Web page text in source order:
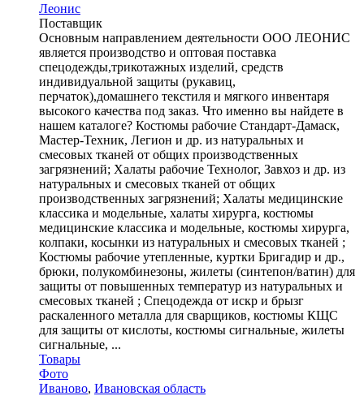
Леонис
Поставщик
Основным направлением деятельности ООО ЛЕОНИС
является производство и оптовая поставка
спецодежды,трикотажных изделий, средств
индивидуальной защиты (рукавиц,
перчаток),домашнего текстиля и мягкого инвентаря
высокого качества под заказ. Что именно вы найдете в
нашем каталоге? Костюмы рабочие Стандарт-Дамаск,
Мастер-Техник, Легион и др. из натуральных и
смесовых тканей от общих производственных
загрязнений; Халаты рабочие Технолог, Завхоз и др. из
натуральных и смесовых тканей от общих
производственных загрязнений; Халаты медицинские
классика и модельные, халаты хирурга, костюмы
медицинские классика и модельные, костюмы хирурга,
колпаки, косынки из натуральных и смесовых тканей ;
Костюмы рабочие утепленные, куртки Бригадир и др.,
брюки, полукомбинезоны, жилеты (синтепон/ватин) для
защиты от повышенных температур из натуральных и
смесовых тканей ; Спецодежда от искр и брызг
раскаленного металла для сварщиков, костюмы КЩС
для защиты от кислоты, костюмы сигнальные, жилеты
сигнальные, ...
Товары
Фото
Иваново, Ивановская область